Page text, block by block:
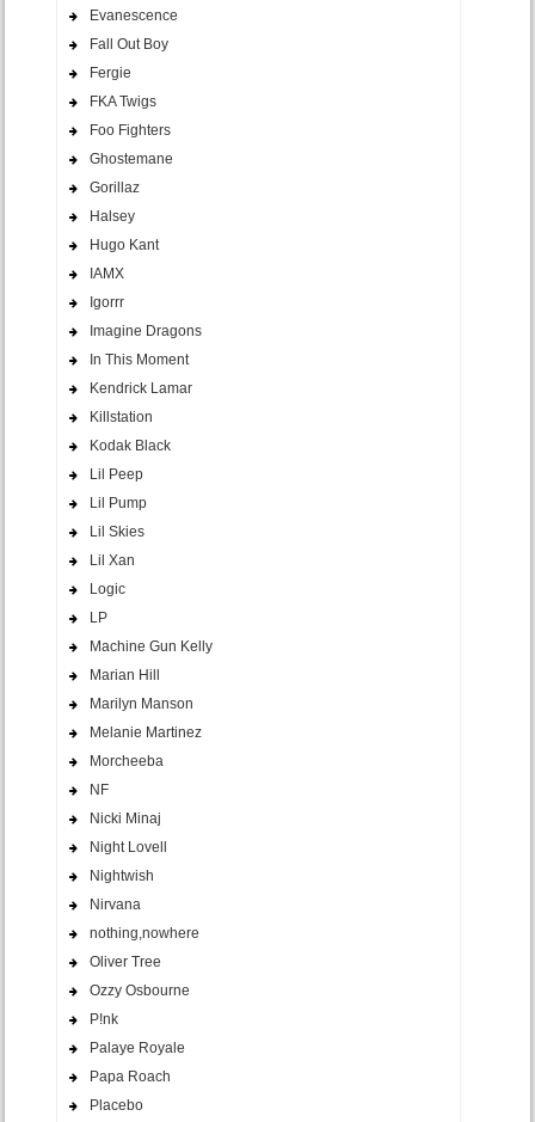
Evanescence
Fall Out Boy
Fergie
FKA Twigs
Foo Fighters
Ghostemane
Gorillaz
Halsey
Hugo Kant
IAMX
Igorrr
Imagine Dragons
In This Moment
Kendrick Lamar
Killstation
Kodak Black
Lil Peep
Lil Pump
Lil Skies
Lil Xan
Logic
LP
Machine Gun Kelly
Marian Hill
Marilyn Manson
Melanie Martinez
Morcheeba
NF
Nicki Minaj
Night Lovell
Nightwish
Nirvana
nothing,nowhere
Oliver Tree
Ozzy Osbourne
P!nk
Palaye Royale
Papa Roach
Placebo